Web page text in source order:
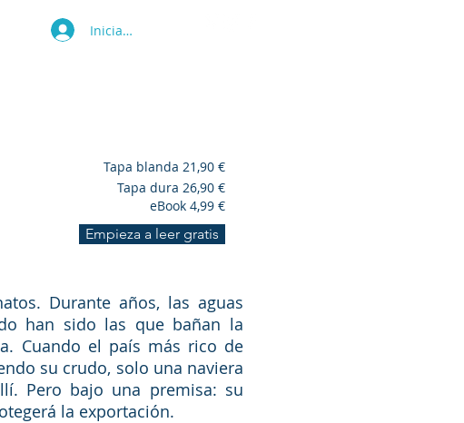
Iniciar sesión
Tapa blanda 21,90 €
Tapa dura 26,90 €
eBook 4,99 €
Empieza a leer gratis
Durante años, las aguas
han sido las que bañan la
Cuando el país más rico de
su crudo, solo una naviera
Pero bajo una premisa: su
la exportación.